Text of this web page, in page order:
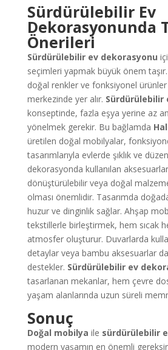
Sürdürülebilir Ev
Dekorasyonunda
Önerileri
Sürdürülebilir ev dekorasyonu
seçimleri yapmak büyük önem
doğal renkler ve fonksiyonel ürünler
merkezinde yer alır. Sürdürülebilir
konseptinde, fazla eşya yerine az
yönelmek gerekir. Bu bağlamda
üretilen doğal mobilyalar,
tasarımlarıyla evlerde şıklık ve
dekorasyonda kullanılan
dönüştürülebilir veya doğal
olması önemlidir. Tasarımda
huzur ve dinginlik sağlar. Ahşap
tekstillerle birleştirmek, hem sıcak
atmosfer oluşturur. Duvarlarda
detaylar veya bambu aksesuarlar
destekler. Sürdürülebilir ev
tasarlanan mekanlar, hem çevre
yaşam alanlarında uzun süreli
Sonuç
Doğal mobilya ile sürdürülebilir
modern yaşamın en önemli